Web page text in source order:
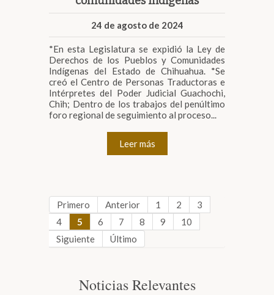
24 de agosto de 2024
*En esta Legislatura se expidió la Ley de
Derechos de los Pueblos y Comunidades
Indígenas del Estado de Chihuahua. *Se
creó el Centro de Personas Traductoras e
Intérpretes del Poder Judicial Guachochi,
Chih; Dentro de los trabajos del penúltimo
foro regional de seguimiento al proceso...
Leer más
Primero Anterior 1 2
3
4
5 6 7 8 9
10
Siguiente
Último
Noticias Relevantes